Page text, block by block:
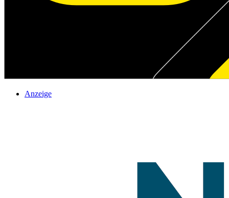
Anzeige